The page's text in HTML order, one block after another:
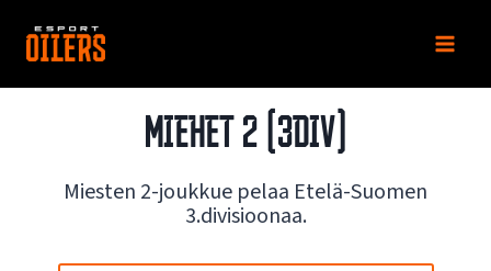
sisältöön
MIEHET 2 (3DIV)
Miesten 2-joukkue pelaa Etelä-Suomen
3.divisioonaa.